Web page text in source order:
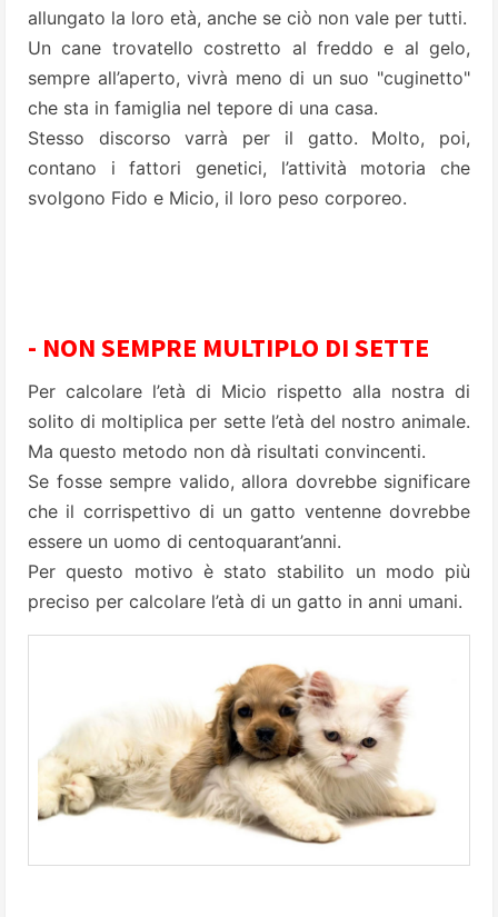
allungato la loro età, anche se ciò non vale per tutti.
Un cane trovatello costretto al freddo e al gelo,
sempre all’aperto, vivrà meno di un suo "cuginetto"
che sta in famiglia nel tepore di una casa.
Stesso discorso varrà per il gatto. Molto, poi,
contano i fattori genetici, l’attività motoria che
svolgono Fido e Micio, il loro peso corporeo.
- NON SEMPRE MULTIPLO DI SETTE
Per calcolare l’età di Micio rispetto alla nostra di
solito di moltiplica per sette l’età del nostro animale.
Ma questo metodo non dà risultati convincenti.
Se fosse sempre valido, allora dovrebbe significare
che il corrispettivo di un gatto ventenne dovrebbe
essere un uomo di centoquarant’anni.
Per questo motivo è stato stabilito un modo più
preciso per calcolare l’età di un gatto in anni umani.